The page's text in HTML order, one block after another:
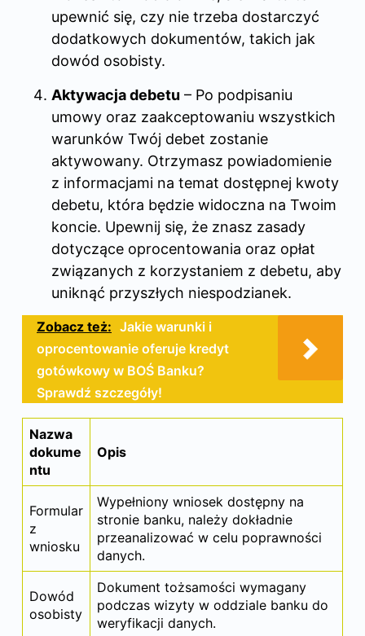
upewnić się, czy nie trzeba dostarczyć
dodatkowych dokumentów, takich jak
dowód osobisty.
Aktywacja debetu – Po podpisaniu
umowy oraz zaakceptowaniu wszystkich
warunków Twój debet zostanie
aktywowany. Otrzymasz powiadomienie
z informacjami na temat dostępnej kwoty
debetu, która będzie widoczna na Twoim
koncie. Upewnij się, że znasz zasady
dotyczące oprocentowania oraz opłat
związanych z korzystaniem z debetu, aby
uniknąć przyszłych niespodzianek.
Zobacz też: Jakie warunki i
oprocentowanie oferuje kredyt
gotówkowy w BOŚ Banku?
Sprawdź szczegóły!
Nazwa
dokume
ntu
Opis
Formular
z
wniosku
Wypełniony wniosek dostępny na
stronie banku, należy dokładnie
przeanalizować w celu poprawności
danych.
Dowód
osobisty
Dokument tożsamości wymagany
podczas wizyty w oddziale banku do
weryfikacji danych.